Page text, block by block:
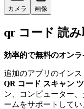
カメラ 画像
qr コード 読み
効率的で無料のオン
追加のアプリのイン
QR コード スキャン
ン、コンピューター
ームをサポートして